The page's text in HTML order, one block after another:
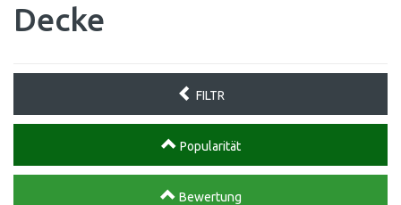
Decke
FILTR
Popularität
Bewertung